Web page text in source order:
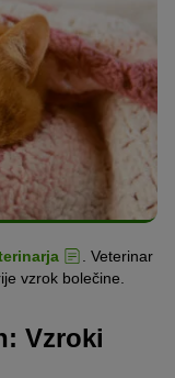
. Veterinar
vzrok bolečine.
Vzroki